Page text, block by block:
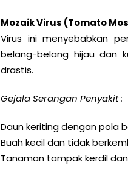
Mozaik Virus (Tomato
Virus ini menyebabkan
belang-belang hijau dan
drastis.
Gejala Serangan Penyakit :
Daun keriting dengan pola
Buah kecil dan tidak
Tanaman tampak kerdil